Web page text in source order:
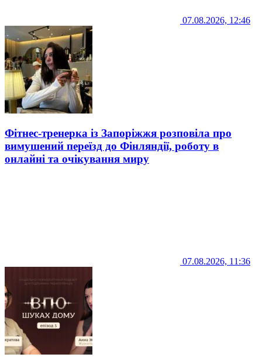
07.08.2026, 12:46
Фітнес-тренерка із Запоріжжя розповіла про
вимушений переїзд до Фінляндії, роботу в
онлайні та очікування миру
07.08.2026, 11:36